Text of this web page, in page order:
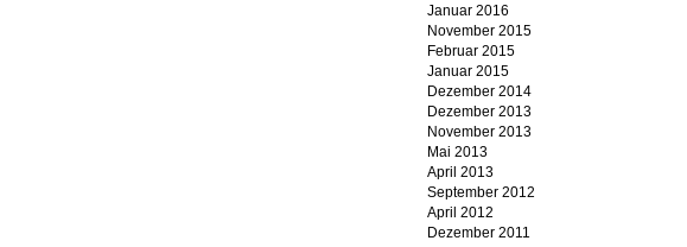
Januar 2016
November 2015
Februar 2015
Januar 2015
Dezember 2014
Dezember 2013
November 2013
Mai 2013
April 2013
September 2012
April 2012
Dezember 2011